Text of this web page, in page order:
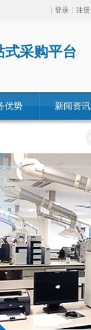
登录 注册
式采购平台
优势 新闻资讯